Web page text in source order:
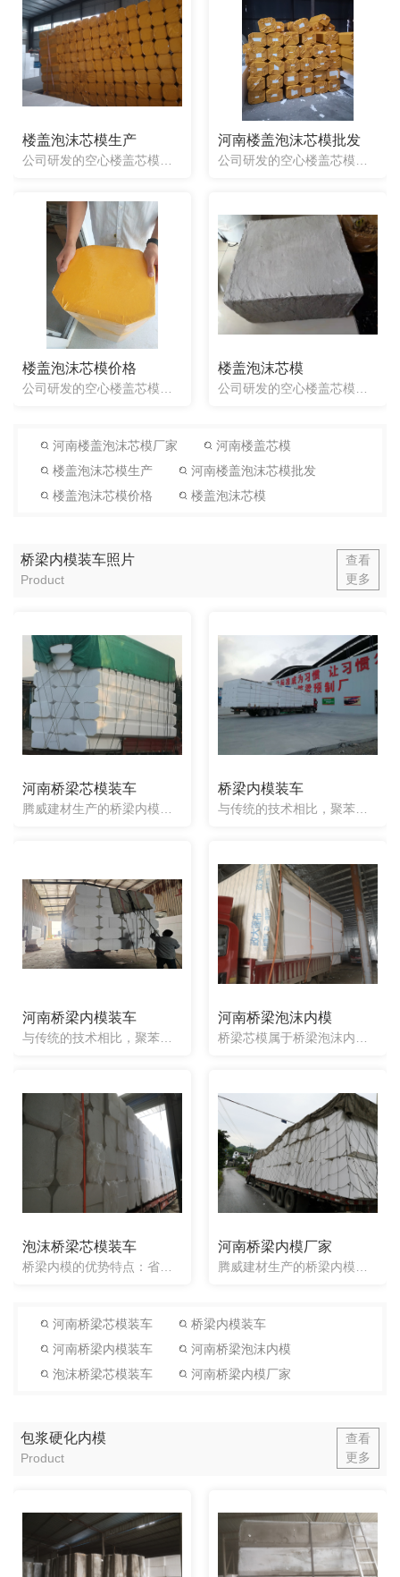
楼盖泡沫芯模生产 河南楼盖泡沫芯模批发
楼盖泡沫芯模价格
公司研发的空心楼盖芯模具有品种全、重量轻、造价低、施工方便、抗震能力强、建筑跨度大、隔音、保温、防晒、省工、提高施工效率等特点，特别适用于大跨度、大荷载、大空间的多层建筑，如商业楼、办公楼、图书馆、展...
楼盖泡沫芯模
公司研发的空心楼盖芯模具有品种全、重量轻、造价低、施工方便、抗震能力强、建筑跨度大、隔音、保温、防晒、省工、提高施工效率等特点，特别适用于大跨度、大荷载、大空间的多层建筑，如商业楼、办公楼、图书馆、展...
河南楼盖泡沫芯模厂家
河南楼盖芯模
楼盖泡沫芯模生产
河南楼盖泡沫芯模批发
楼盖泡沫芯模价格
楼盖泡沫芯模
桥梁内模装车照片
Product
查看
更多
河南桥梁芯模装车 桥梁内模装车
河南桥梁内模装车 河南桥梁泡沫内模
泡沫桥梁芯模装车 河南桥梁内模厂家
河南桥梁芯模装车
桥梁内模装车
河南桥梁内模装车
河南桥梁泡沫内模
泡沫桥梁芯模装车
河南桥梁内模厂家
包浆硬化内模
Product
查看
更多